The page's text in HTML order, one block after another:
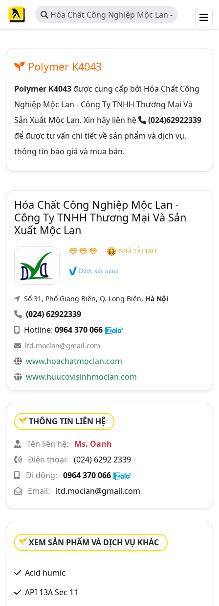
Hóa Chất Công Nghiệp Mộc Lan -
Công Ty TNHH Thương Mại Và Sản
Polymer K4043
Polymer K4043được cung cấp bởi Hóa Chất Công
Nghiệp Mộc Lan - Công Ty TNHH Thương Mại Và
Sản Xuất Mộc Lan. Xin hãy liên hệ
(024)62922339
để được tư vấn chi tiết về sản phẩm và dịch vụ,
thông tin báo giá và mua bán.
Hóa Chất Công Nghiệp Mộc Lan -
Công Ty TNHH Thương Mại Và Sản
Xuất Mộc Lan
NHÀ TÀI TRỢ
Được xác minh
Số 31, Phố Giang Biên, Q. Long Biên, Hà Nội
(024) 62922339
Hotline: 0964 370 066
ltd.moclan@gmail.com
www.hoachatmoclan.com
www.huucovisinhmoclan.com
THÔNG TIN LIÊN HỆ
Tên liên hệ:
Ms. Oanh
Điện thoại: (024) 6292 2339
Di động: 0964 370 066
Email:
ltd.moclan@gmail.com
XEM SẢN PHẨM VÀ DỊCH VỤ KHÁC
Acid humic
API 13A Sec 11